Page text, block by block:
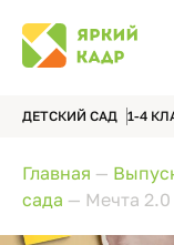
ДЕТСКИЙ САД 1-4
Главная —
сада — Мечта 2.0